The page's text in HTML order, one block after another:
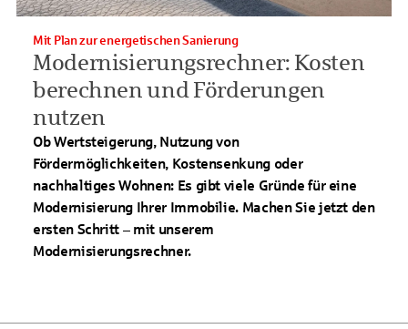
Modernisierungsrechner: Kosten
berechnen und Förderungen
nutzen
Mit Plan zur energetischen Sanierung
Ob Wertsteigerung, Nutzung von
Fördermöglichkeiten, Kostensenkung oder
nachhaltiges Wohnen: Es gibt viele Gründe für eine
Modernisierung Ihrer Immobilie. Machen Sie jetzt den
ersten Schritt – mit unserem
Modernisierungsrechner.